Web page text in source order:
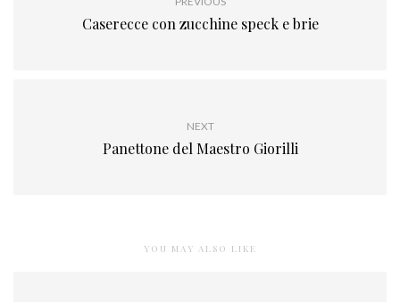
Caserecce con zucchine speck e brie
NEXT
Panettone del Maestro Giorilli
YOU MAY ALSO LIKE